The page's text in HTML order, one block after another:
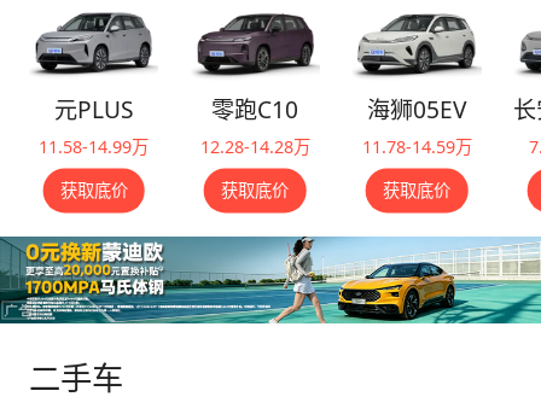
点运动，不拖泥带水。随着车速的提升，增程器
介入，整个过程平稳顺畅，几乎是无感的。20
寸双色轮毂与马牌轮胎的组合让这台车行驶起来
更加舒适静音，整体的感觉就是在开一台纯电
车。 ⛽️能耗表现： 我拿到试驾车时电量还剩百
分之十五。试驾当天室外气温2度，车载3人，
全程开着一档28度空调，主副驾座椅加热两
档，全程6公里，一半经济一半运动。能量管理
为市区模式，前3公里用的是纯电，表显电耗为
11.2 kWh/100km，如果在家充电的话大约每公
在馈电模式下表显的综合油耗为5.0L/100km，
按照现在的油价来说每公里大约0.35元。馈电油
后备厢空间的开口非常大，而且也支持后排放到
来扩展，但是比较可惜的是深蓝S05的后排放倒
的扩展性，放置大件的时候需要规划一下。 🏎
驾驶感受： 深蓝S05的方向盘我个人感觉握着比
较纤细，对于手比较小的朋友来说还是比较友好
的，方向盘的表面触摸感觉还是比较柔软的，非
常不错。 开起来的时候转向的阻尼比较轻，“电
子味”比较重，但对于家用来说，这是一件好
事。动力方面我个人觉得是一个比较够用的水
适模式还是在运动模式下，都不会带来晕车的感
觉，油门踏板比较轻，而且使用的是风琴式油
元PLUS
11.58-14.99万
获取底价
零跑C10
12.28-14.28万
获取底价
海狮05EV
11.78-14.59万
获取底价
二手车